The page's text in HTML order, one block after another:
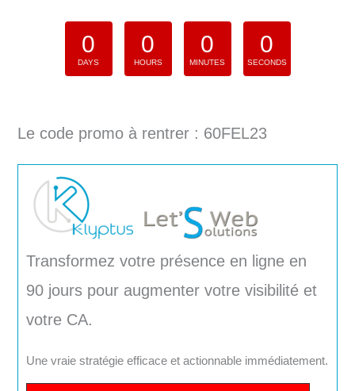
0
DAYS
0
HOURS
0
MINUTES
0
SECONDS
Le code promo à rentrer : 60FEL23
Transformez votre présence en ligne en
90 jours pour augmenter votre visibilité et
votre CA.
Une vraie stratégie efficace et actionnable immédiatement.